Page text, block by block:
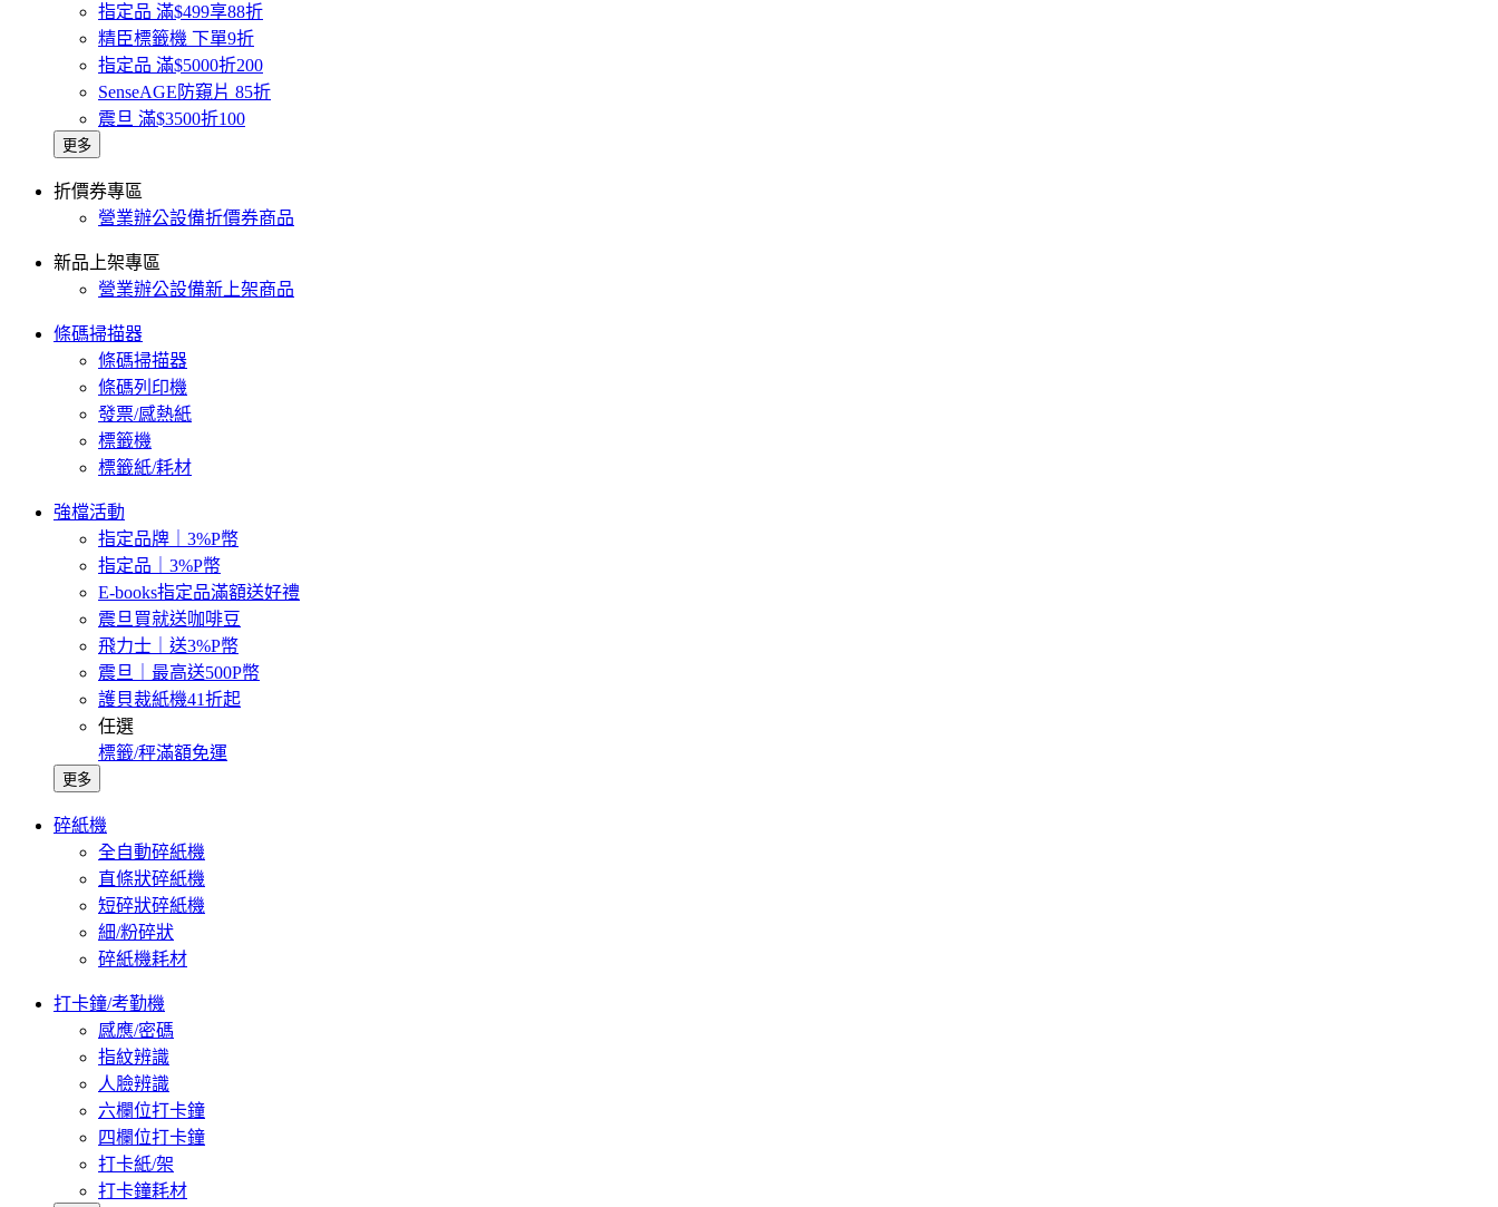
指定品 滿$499享88折
精臣標籤機 下單9折
指定品 滿$5000折200
SenseAGE防窺片 85折
震旦 滿$3500折100
更多
折價券專區
營業辦公設備折價券商品
新品上架專區
營業辦公設備新上架商品
條碼掃描器
條碼掃描器
條碼列印機
發票/感熱紙
標籤機
標籤紙/耗材
強檔活動
指定品牌｜3%P幣
指定品｜3%P幣
E-books指定品滿額送好禮
震旦買就送咖啡豆
飛力士｜送3%P幣
震旦｜最高送500P幣
護貝裁紙機41折起
任選
標籤/秤滿額免運
更多
碎紙機
全自動碎紙機
直條狀碎紙機
短碎狀碎紙機
細/粉碎狀
碎紙機耗材
打卡鐘/考勤機
感應/密碼
指紋辨識
人臉辨識
六欄位打卡鐘
四欄位打卡鐘
打卡紙/架
打卡鐘耗材